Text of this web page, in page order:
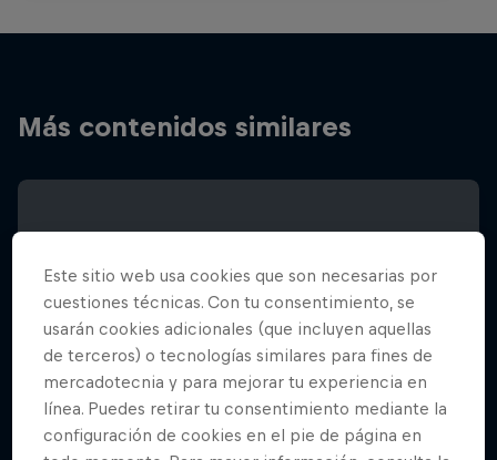
Más contenidos similares
Este sitio web usa cookies que son necesarias por
cuestiones técnicas. Con tu consentimiento, se
usarán cookies adicionales (que incluyen aquellas
de terceros) o tecnologías similares para fines de
mercadotecnia y para mejorar tu experiencia en
línea. Puedes retirar tu consentimiento mediante la
configuración de cookies en el pie de página en